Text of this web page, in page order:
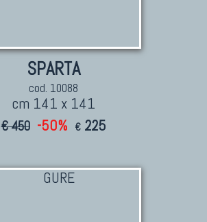
SPARTA
cod. 10088
cm 141 x 141
€ 450 -50% € 225